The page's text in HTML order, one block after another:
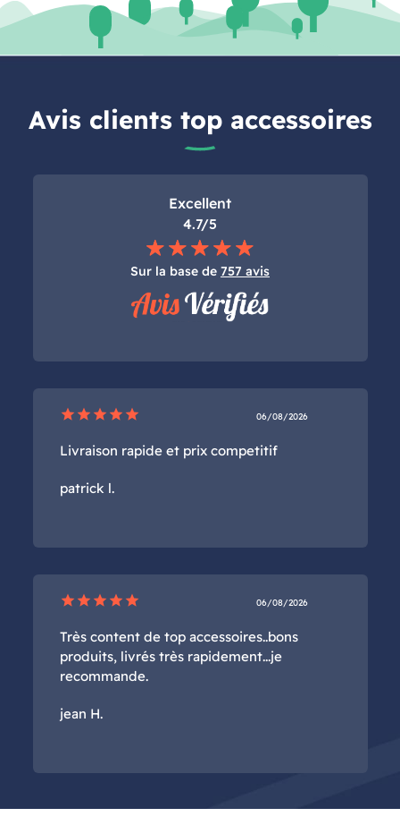
Avis clients top accessoires
Excellent
4.7/5
Sur la base de 757 avis
star star star star star 06/08/2026
Livraison rapide et prix competitif
patrick l.
star star star star star 06/08/2026
Très content de top accessoires..bons
produits, livrés très rapidement...je
recommande.
jean H.